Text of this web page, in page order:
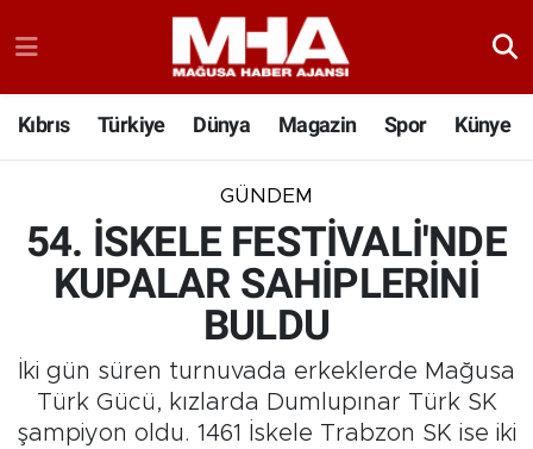
Kıbrıs Türkiye Dünya Magazin Spor Künye
GÜNDEM
54. İSKELE FESTİVALİ'NDE
KUPALAR SAHİPLERİNİ
BULDU
İki gün süren turnuvada erkeklerde Mağusa
Türk Gücü, kızlarda Dumlupınar Türk SK
şampiyon oldu. 1461 İskele Trabzon SK ise iki